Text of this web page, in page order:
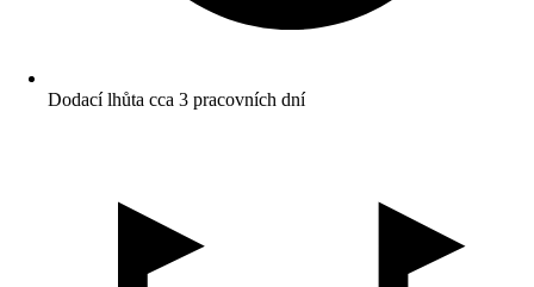
Dodací lhůta cca 3 pracovních dní